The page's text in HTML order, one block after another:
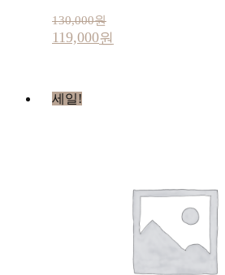
130,000원
119,000원
세일!